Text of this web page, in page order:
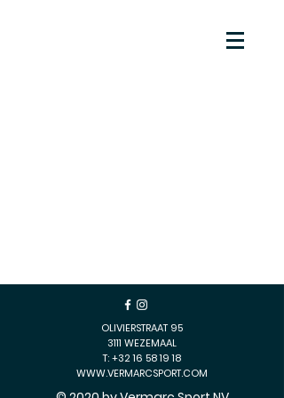
OLIVIERSTRAAT 95
3111 WEZEMAAL
T:+32 16 58 19 18
WWW.VERMARCSPORT.COM